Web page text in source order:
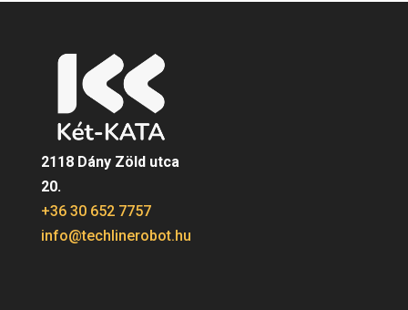
2118 Dány Zöld utca
20.
+36 30 652 7757
info@techlinerobot.hu